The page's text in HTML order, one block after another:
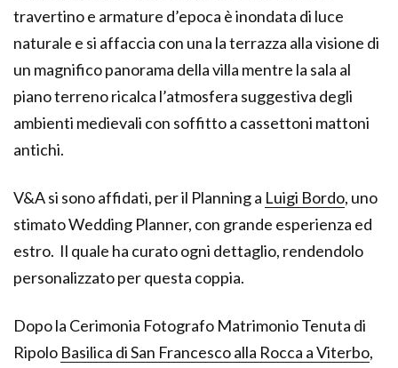
travertino e armature d’epoca è inondata di luce
naturale e si affaccia con una la terrazza alla visione di
un magnifico panorama della villa mentre la sala al
piano terreno ricalca l’atmosfera suggestiva degli
ambienti medievali con soffitto a cassettoni mattoni
antichi.
V&A si sono affidati, per il Planning a Luigi Bordo, uno
stimato Wedding Planner, con grande esperienza ed
estro. Il quale ha curato ogni dettaglio, rendendolo
personalizzato per questa coppia.
Dopo la Cerimonia Fotografo Matrimonio Tenuta di
Ripolo Basilica di San Francesco alla Rocca a Viterbo,